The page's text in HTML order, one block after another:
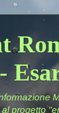
progetto